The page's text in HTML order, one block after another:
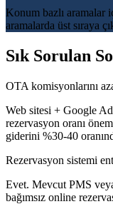
Konum bazlı aramalar
aramalarda üst sıraya
Sık Sorulan
OTA komisyonlarını
Web sitesi + Google
rezervasyon oranı
giderini %30-40
Rezervasyon sistemi
Evet. Mevcut PMS
bağımsız online